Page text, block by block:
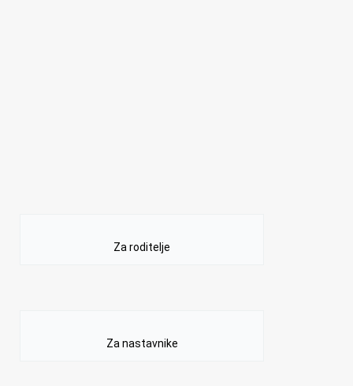
Za roditelje
Za nastavnike